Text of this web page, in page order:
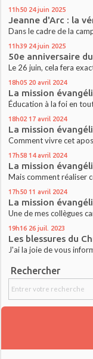
11h50 24 juin 2025
Jeanne d'Arc : la
Dans le cadre de la
11h39 24 juin 2025
50e anniversaire
Le 26 juin, cela fera
18h05 20 avril 2024
La mission
Éducation à la foi en
18h02 17 avril 2024
La mission
Comment vivre cet
17h58 14 avril 2024
La mission
Mais comment réaliser
17h50 11 avril 2024
La mission
Une de mes collègues
19h16 26 juil. 2023
Les blessures du
J'ai la joie de vous
Rechercher